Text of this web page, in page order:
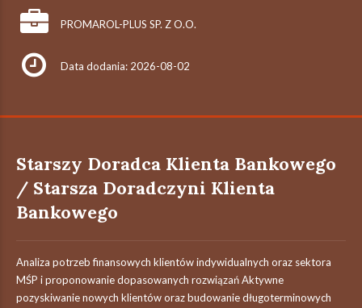
PROMAROL-PLUS SP. Z O.O.
Data dodania: 2026-08-02
Starszy Doradca Klienta Bankowego
/ Starsza Doradczyni Klienta
Bankowego
Analiza potrzeb finansowych klientów indywidualnych oraz sektora
MŚP i proponowanie dopasowanych rozwiązań Aktywne
pozyskiwanie nowych klientów oraz budowanie długoterminowych